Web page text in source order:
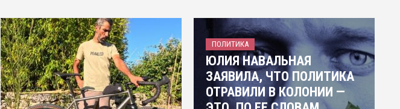
ПОЛИТИКА
ЮЛИЯ НАВАЛЬНАЯ
ЗАЯВИЛА, ЧТО ПОЛИТИКА
ОТРАВИЛИ В КОЛОНИИ —